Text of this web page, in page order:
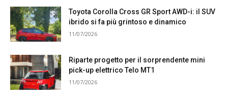
Toyota Corolla Cross GR Sport AWD-i: il SUV
ibrido si fa più grintoso e dinamico
11/07/2026
Riparte progetto per il sorprendente mini
pick-up elettrico Telo MT1
11/07/2026